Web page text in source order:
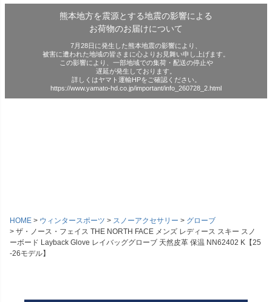
熊本地方を震源とする地震の影響による
お荷物のお届けについて
7月28日に発生した熊本地震の影響により、
被害に遭われた地域の皆さまに心よりお見舞い申し上げます。
この影響により、一部地域での集荷・配送の停止や
遅延が発生しております。
詳しくはヤマト運輸HPをご確認ください。
https://www.yamato-hd.co.jp/important/info_260728_2.html
HOME ウィンタースポーツ スノーアクセサリー
グローブ
ザ・ノース・フェイス THE NORTH FACE メンズ レディース スキー スノ
ーボード Layback Glove レイバッググローブ 天然皮革 保温 NN62402 K【25
-26モデル】